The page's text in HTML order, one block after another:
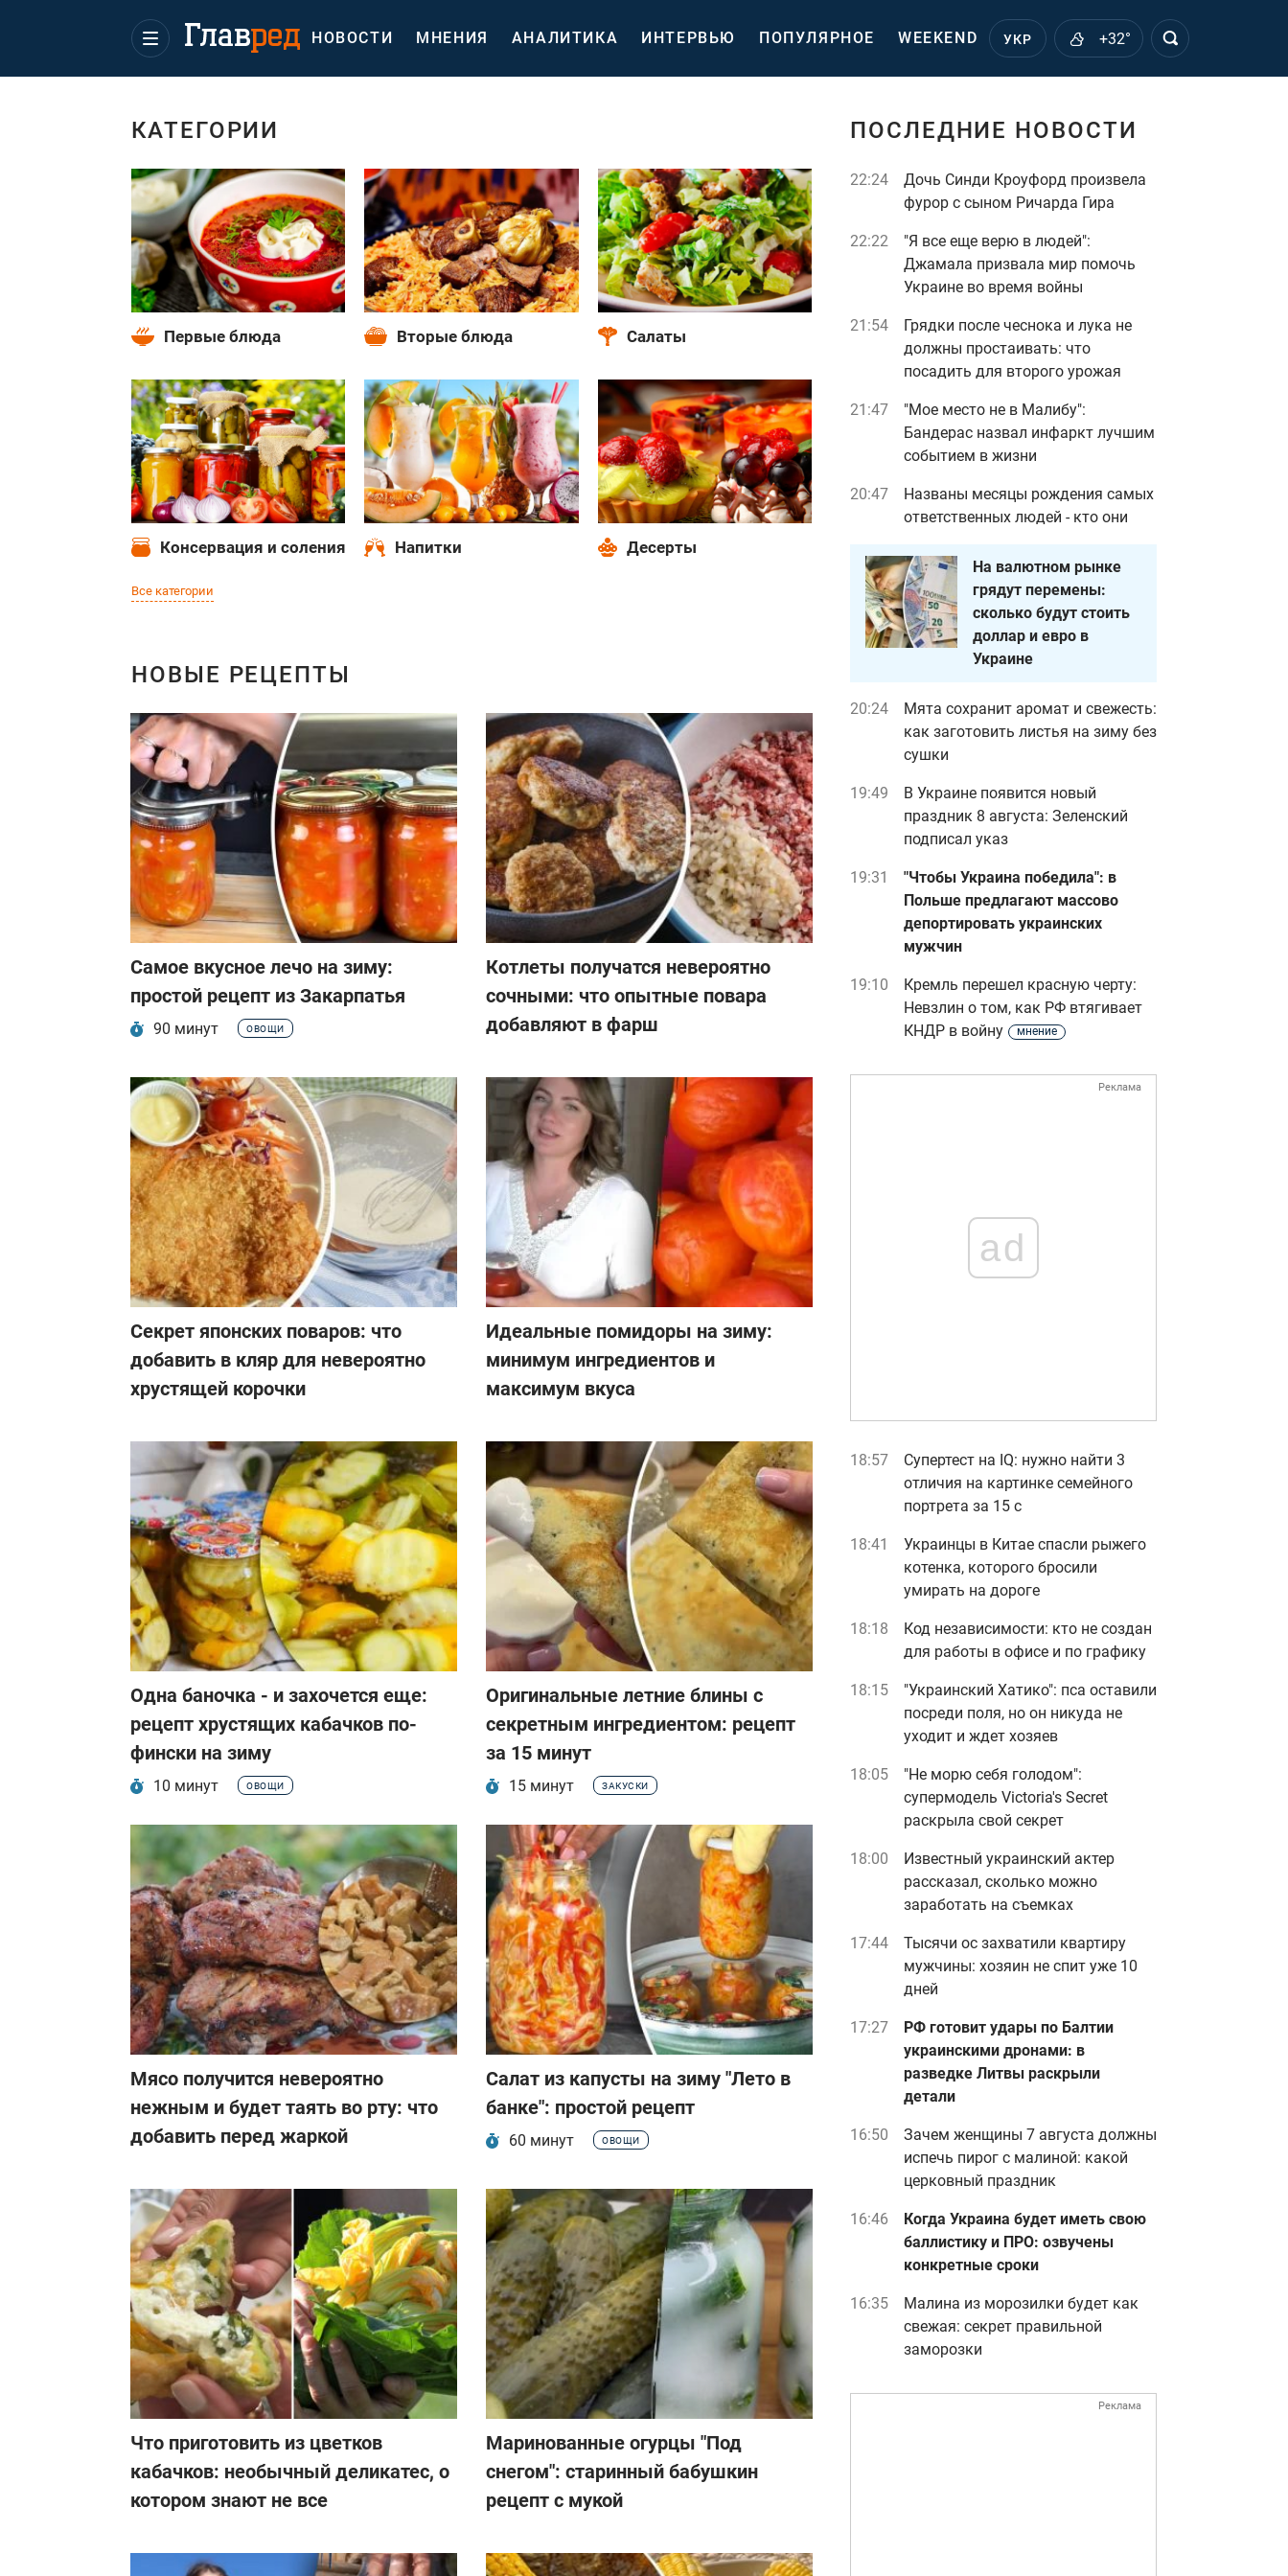
НОВОСТИ МНЕНИЯ АНАЛИТИКА ИНТЕРВЬЮ ПОПУЛЯРНОЕ WEEKEND УКР +32°
КАТЕГОРИИ
Первые блюда Вторые блюда Салаты
Консервация и соления Напитки Десерты
Выпечка Закуски Соусы и заправки
Праздничные меню
Все категории
НОВЫЕ РЕЦЕПТЫ
Самое вкусное лечо на зиму:
простой рецепт из Закарпатья
90 минут ОВОЩИ
Котлеты получатся невероятно
сочными: что опытные повара
добавляют в фарш
Секрет японских поваров: что
добавить в кляр для невероятно
хрустящей корочки
Идеальные помидоры на зиму:
минимум ингредиентов и
максимум вкуса
Одна баночка - и захочется еще:
рецепт хрустящих кабачков по-
фински на зиму
10 минут ОВОЩИ
Оригинальные летние блины с
секретным ингредиентом: рецепт
за 15 минут
15 минут ЗАКУСКИ
Мясо получится невероятно
нежным и будет таять во рту: что
добавить перед жаркой
Салат из капусты на зиму "Лето в
банке": простой рецепт
60 минут ОВОЩИ
Что приготовить из цветков
кабачков: необычный деликатес, о
котором знают не все
Маринованные огурцы "Под
снегом": старинный бабушкин
рецепт с мукой
ПОСЛЕДНИЕ НОВОСТИ
22:24
Дочь Синди Кроуфорд произвела
фурор с сыном Ричарда Гира
22:22
"Я все еще верю в людей":
Джамала призвала мир помочь
Украине во время войны
21:54
Грядки после чеснока и лука не
должны простаивать: что
посадить для второго урожая
21:47
"Мое место не в Малибу":
Бандерас назвал инфаркт лучшим
событием в жизни
20:47
Названы месяцы рождения самых
ответственных людей - кто они
На валютном рынке
грядут перемены:
сколько будут стоить
доллар и евро в
Украине
20:24
Мята сохранит аромат и свежесть:
как заготовить листья на зиму без
сушки
19:49
В Украине появится новый
праздник 8 августа: Зеленский
подписал указ
19:31
"Чтобы Украина победила": в
Польше предлагают массово
депортировать украинских
мужчин
19:10
Кремль перешел красную черту:
Невзлин о том, как РФ втягивает
КНДР в войну
мнение
Реклама
ad
18:57
Супертест на IQ: нужно найти 3
отличия на картинке семейного
портрета за 15 с
18:41
Украинцы в Китае спасли рыжего
котенка, которого бросили
умирать на дороге
18:18
Код независимости: кто не создан
для работы в офисе и по графику
18:15
"Украинский Хатико": пса оставили
посреди поля, но он никуда не
уходит и ждет хозяев
18:05
"Не морю себя голодом":
супермодель Victoria's Secret
раскрыла свой секрет
18:00
Известный украинский актер
рассказал, сколько можно
заработать на съемках
17:44
Тысячи ос захватили квартиру
мужчины: хозяин не спит уже 10
дней
17:27
РФ готовит удары по Балтии
украинскими дронами: в
разведке Литвы раскрыли
детали
16:50
Зачем женщины 7 августа должны
испечь пирог с малиной: какой
церковный праздник
16:46
Когда Украина будет иметь свою
баллистику и ПРО: озвучены
конкретные сроки
16:35
Малина из морозилки будет как
свежая: секрет правильной
заморозки
Реклама